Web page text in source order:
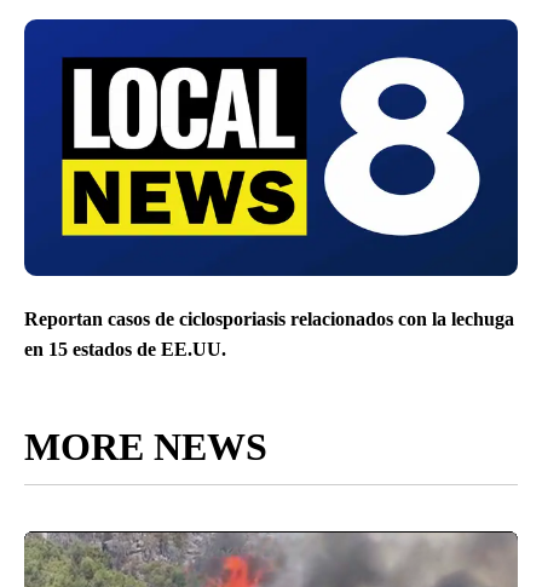
Reportan casos de ciclosporiasis relacionados con la lechuga
en 15 estados de EE.UU.
MORE NEWS